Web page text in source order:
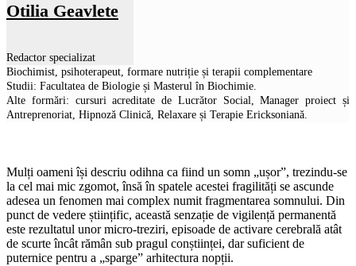
Otilia Geavlete
Redactor specializat
Biochimist, psihoterapeut, formare nutriție și terapii complementare
Studii: Facultatea de Biologie și Masterul în Biochimie.
Alte formări: cursuri acreditate de Lucrător Social, Manager proiect și
Antreprenoriat, Hipnoză Clinică, Relaxare și Terapie Ericksoniană.
Mulți oameni își descriu odihna ca fiind un somn „ușor”, trezindu-se
la cel mai mic zgomot, însă în spatele acestei fragilități se ascunde
adesea un fenomen mai complex numit fragmentarea somnului. Din
punct de vedere științific, această senzație de vigilență permanentă
este rezultatul unor micro-treziri, episoade de activare cerebrală atât
de scurte încât rămân sub pragul conștiinței, dar suficient de
puternice pentru a „sparge” arhitectura nopții.